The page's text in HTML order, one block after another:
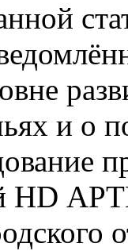
и о
HD